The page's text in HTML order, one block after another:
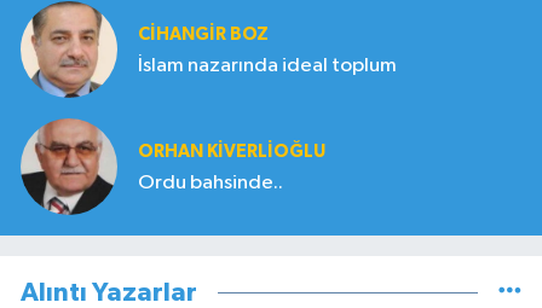
CIHANGIR BOZ
İslam nazarında ideal toplum
ORHAN KIVERLIOĞLU
Ordu bahsinde..
Alıntı Yazarlar